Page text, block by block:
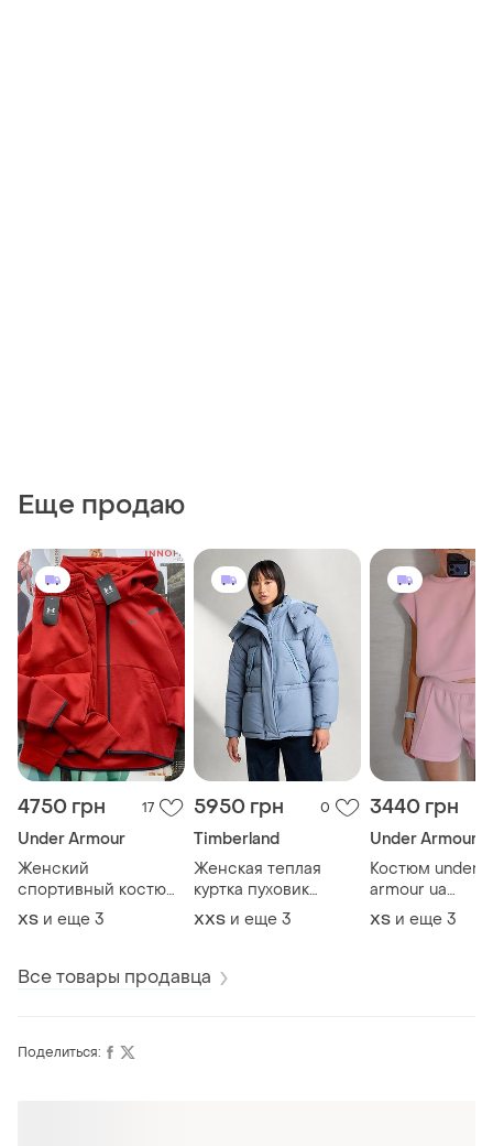
Еще продаю
4750 грн 17
Under Armour
Женский
спортивный костюм
under armour
unstoppable ❤️
ХS и еще 3
5950 грн 0
Timberland
Женская теплая
куртка пуховик
timeberland
оригинал!
XХS и еще 3
3440 грн
Under Armour
Костюм under
armour ua
unstoppable
ХS и еще 3
Все товары продавца
Поделиться: